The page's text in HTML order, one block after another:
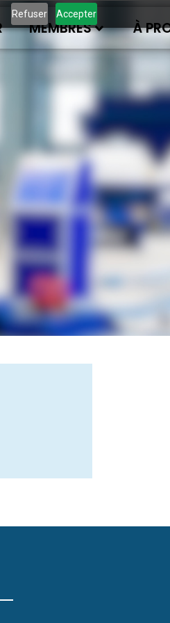
Refuser Accepter
MEMBRES À